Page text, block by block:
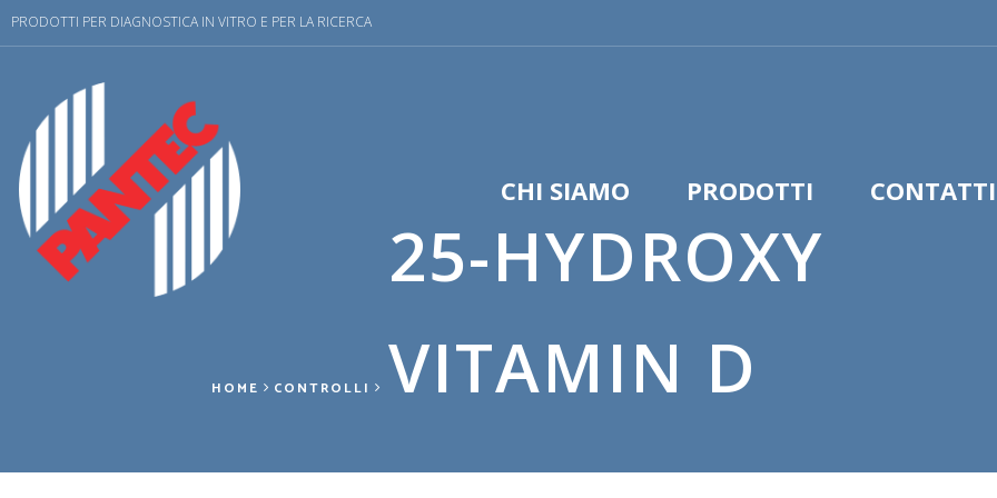
PRODOTTI PER DIAGNOSTICA IN VITRO E PER LA RICERCA
CHI SIAMO PRODOTTI CONTATTI
HOME CONTROLLI
25-HYDROXY
VITAMIN D